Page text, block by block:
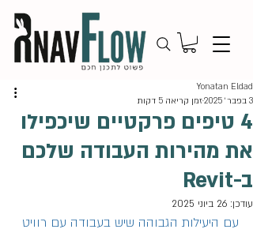
4 טיפים פרקטיים שיכפילו
את מהירות העבודה שלכם
ב-Revit
Yonatan Eldad
3 בפבר׳ 2025
זמן קריאה 5 דקות
עודכן: 26 ביוני 2025
עם היעילות הגבוהה שיש בעבודה עם רוויט